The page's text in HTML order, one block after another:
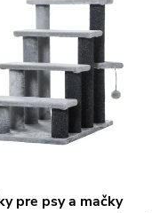
pre psy a mačky